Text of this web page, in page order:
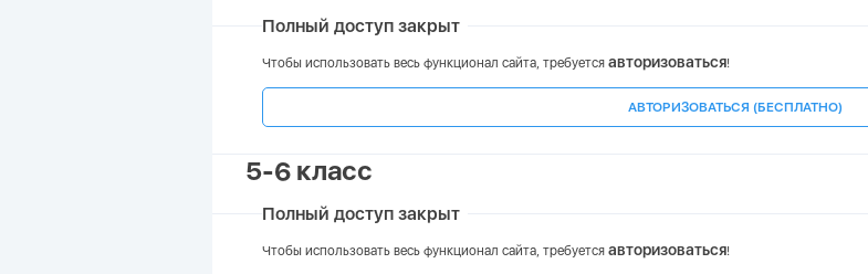
Полный доступ закрыт
Чтобы использовать весь функционал сайта, требуется авторизоваться!
АВТОРИЗОВАТЬСЯ (БЕСПЛАТНО)
5-6 класс
Полный доступ закрыт
Чтобы использовать весь функционал сайта, требуется авторизоваться!